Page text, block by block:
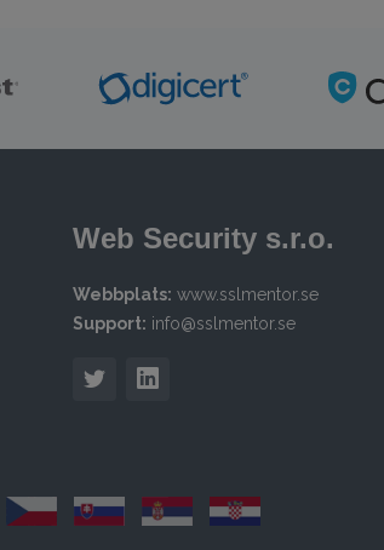
Web Security s.r.o.
Webbplats: www.sslmentor.se
Support: info@sslmentor.se